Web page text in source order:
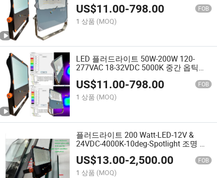
US$11.00-798.00 FOB
1 상품 (MOQ)
LED 플러드라이트 50W-200W 120-
277VAC 18-32VDC 5000K 중간 옵틱
IP66 Ik08 160lm/W 1-10V 스포츠 스타
디움, 테니스 코트 및 해양 조명용 디밍
가능
US$11.00-798.00 FOB
1 상품 (MOQ)
플러드라이트 200 Watt-LED-12V &
24VDC-4000K-10deg-Spotlight 조명 해
양 수색 조명
US$13.00-2,500.00 FOB
1 상품 (MOQ)